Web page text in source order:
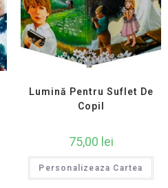
Lumină Pentru Suflet De
Copil
75,00 lei
Personalizeaza Cartea